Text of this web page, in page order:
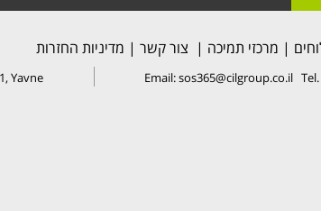
| מרכזי תמיכה | צור קשר | מדיניות החזרות
Email: sos365@cilgroup.co.il
Yavne